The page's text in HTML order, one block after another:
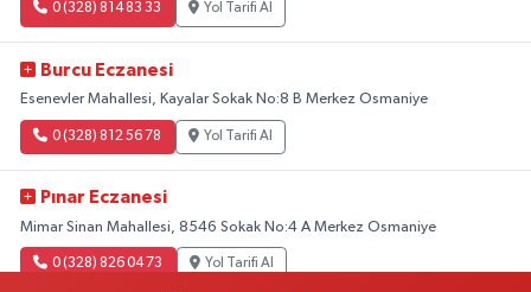
0 (328) 814 83 33 Yol Tarifi Al
Burcu Eczanesi
Esenevler Mahallesi, Kayalar Sokak No:8 B Merkez Osmaniye
0 (328) 812 56 78 Yol Tarifi Al
Pınar Eczanesi
Mimar Sinan Mahallesi, 8546 Sokak No:4 A Merkez Osmaniye
0 (328) 826 04 73 Yol Tarifi Al